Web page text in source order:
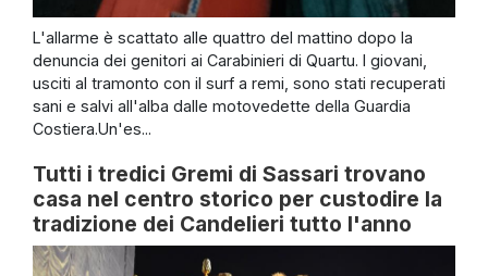
L'allarme è scattato alle quattro del mattino dopo la
denuncia dei genitori ai Carabinieri di Quartu. I giovani,
usciti al tramonto con il surf a remi, sono stati recuperati
sani e salvi all'alba dalle motovedette della Guardia
Costiera.Un'es...
Tutti i tredici Gremi di Sassari trovano
casa nel centro storico per custodire la
tradizione dei Candelieri tutto l'anno